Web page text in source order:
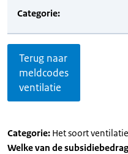
Categorie:
Terug naar
meldcodes
ventilatie
Categorie: Het soort
Welke van de